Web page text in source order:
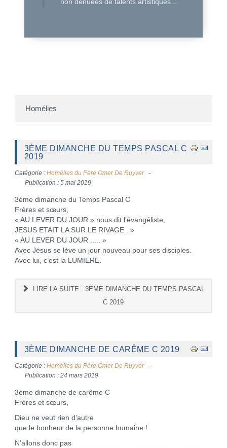
non dénuées de talents artistiques...
Homélies
3ÈME DIMANCHE DU TEMPS PASCAL C
2019
Catégorie : Homélies du Père Omer De Ruyver
Publication : 5 mai 2019
3ème dimanche du Temps Pascal C
Frères et sœurs,
« AU LEVER DU JOUR » nous dit l’évangéliste,
JESUS ETAIT LA SUR LE RIVAGE . »
« AU LEVER DU JOUR ..... »
Avec Jésus se lève un jour nouveau pour ses disciples.
Avec lui, c’est la LUMIERE.
LIRE LA SUITE : 3ÈME DIMANCHE DU TEMPS PASCAL
C 2019
3ÈME DIMANCHE DE CARÊME C 2019
Catégorie : Homélies du Père Omer De Ruyver
Publication : 24 mars 2019
3ème dimanche de carême C
Frères et sœurs,
Dieu ne veut rien d’autre
que le bonheur de la personne humaine !
N’allons donc pas